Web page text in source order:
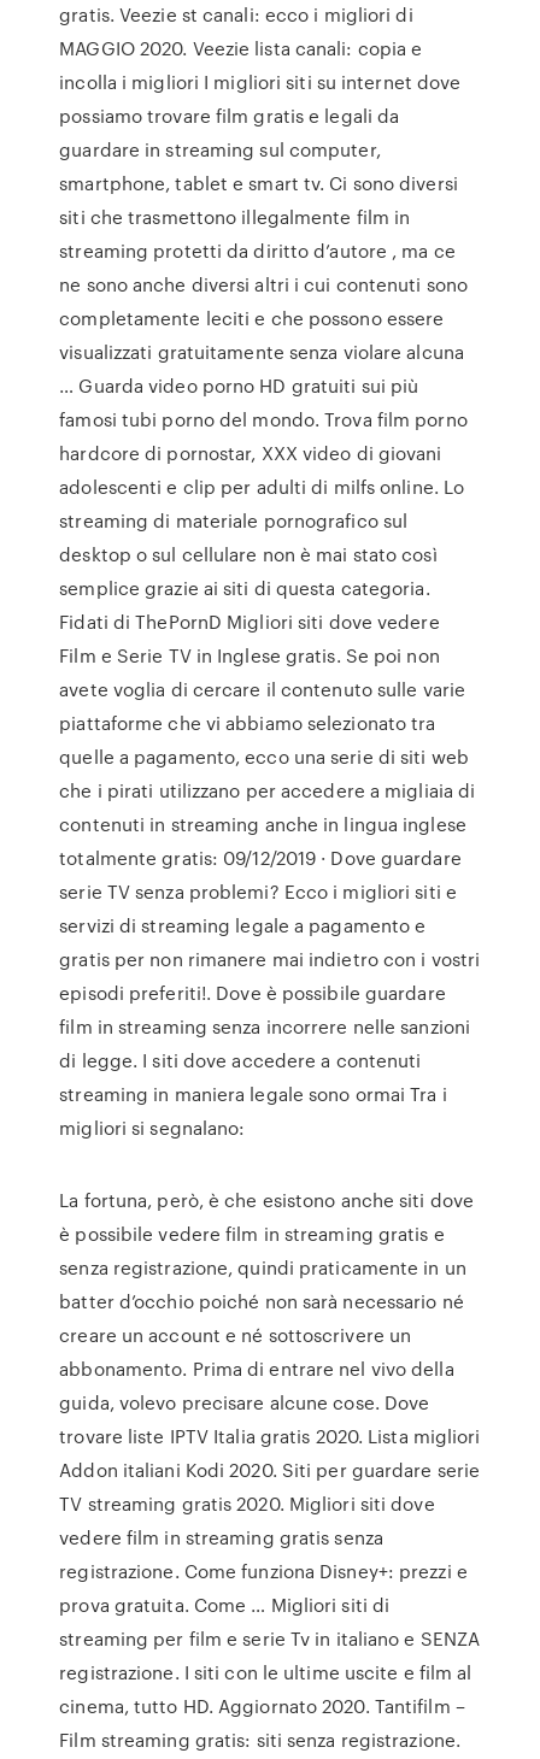
gratis. Veezie st canali: ecco i migliori di
MAGGIO 2020. Veezie lista canali: copia e
incolla i migliori I migliori siti su internet dove
possiamo trovare film gratis e legali da
guardare in streaming sul computer,
smartphone, tablet e smart tv. Ci sono diversi
siti che trasmettono illegalmente film in
streaming protetti da diritto d’autore , ma ce
ne sono anche diversi altri i cui contenuti sono
completamente leciti e che possono essere
visualizzati gratuitamente senza violare alcuna
… Guarda video porno HD gratuiti sui più
famosi tubi porno del mondo. Trova film porno
hardcore di pornostar, XXX video di giovani
adolescenti e clip per adulti di milfs online. Lo
streaming di materiale pornografico sul
desktop o sul cellulare non è mai stato così
semplice grazie ai siti di questa categoria.
Fidati di ThePornD Migliori siti dove vedere
Film e Serie TV in Inglese gratis. Se poi non
avete voglia di cercare il contenuto sulle varie
piattaforme che vi abbiamo selezionato tra
quelle a pagamento, ecco una serie di siti web
che i pirati utilizzano per accedere a migliaia di
contenuti in streaming anche in lingua inglese
totalmente gratis: 09/12/2019 · Dove guardare
serie TV senza problemi? Ecco i migliori siti e
servizi di streaming legale a pagamento e
gratis per non rimanere mai indietro con i vostri
episodi preferiti!. Dove è possibile guardare
film in streaming senza incorrere nelle sanzioni
di legge. I siti dove accedere a contenuti
streaming in maniera legale sono ormai Tra i
migliori si segnalano:
La fortuna, però, è che esistono anche siti dove
è possibile vedere film in streaming gratis e
senza registrazione, quindi praticamente in un
batter d’occhio poiché non sarà necessario né
creare un account e né sottoscrivere un
abbonamento. Prima di entrare nel vivo della
guida, volevo precisare alcune cose. Dove
trovare liste IPTV Italia gratis 2020. Lista migliori
Addon italiani Kodi 2020. Siti per guardare serie
TV streaming gratis 2020. Migliori siti dove
vedere film in streaming gratis senza
registrazione. Come funziona Disney+: prezzi e
prova gratuita. Come … Migliori siti di
streaming per film e serie Tv in italiano e SENZA
registrazione. I siti con le ultime uscite e film al
cinema, tutto HD. Aggiornato 2020. Tantifilm –
Film streaming gratis: siti senza registrazione.